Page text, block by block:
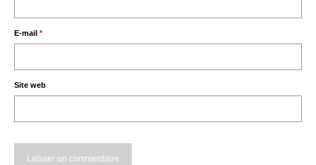
E-mail *
Site web